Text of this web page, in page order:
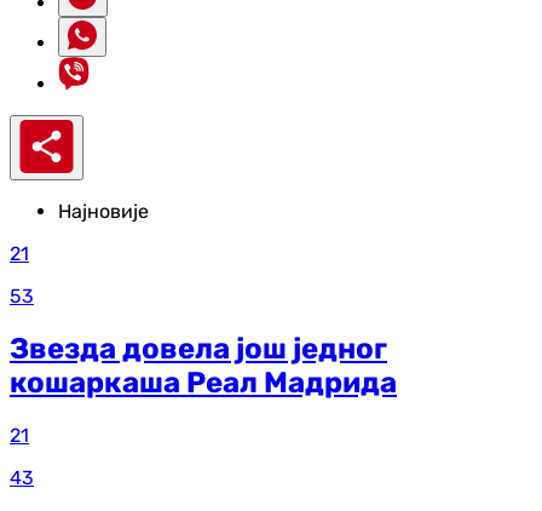
Најновије
21
53
Звезда довела још једног
кошаркаша Реал Мадрида
21
43